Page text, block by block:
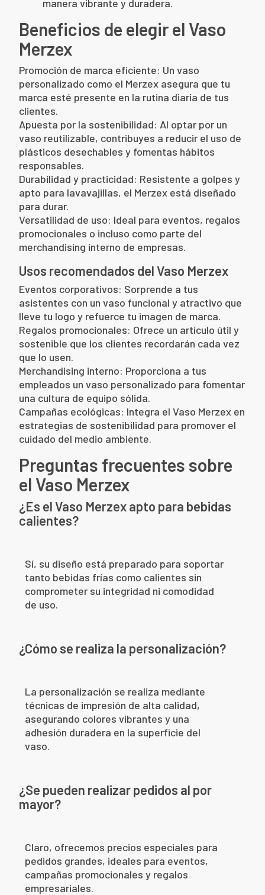
manera vibrante y duradera.
Beneficios de elegir el Vaso
Merzex
Promoción de marca eficiente: Un vaso
personalizado como el Merzex asegura que tu
marca esté presente en la rutina diaria de tus
clientes.
Apuesta por la sostenibilidad: Al optar por un
vaso reutilizable, contribuyes a reducir el uso de
plásticos desechables y fomentas hábitos
responsables.
Durabilidad y practicidad: Resistente a golpes y
apto para lavavajillas, el Merzex está diseñado
para durar.
Versatilidad de uso: Ideal para eventos, regalos
promocionales o incluso como parte del
merchandising interno de empresas.
Usos recomendados del Vaso Merzex
Eventos corporativos: Sorprende a tus
asistentes con un vaso funcional y atractivo que
lleve tu logo y refuerce tu imagen de marca.
Regalos promocionales: Ofrece un artículo útil y
sostenible que los clientes recordarán cada vez
que lo usen.
Merchandising interno: Proporciona a tus
empleados un vaso personalizado para fomentar
una cultura de equipo sólida.
Campañas ecológicas: Integra el Vaso Merzex en
estrategias de sostenibilidad para promover el
cuidado del medio ambiente.
Preguntas frecuentes sobre
el Vaso Merzex
¿Es el Vaso Merzex apto para bebidas
calientes?
Sí, su diseño está preparado para soportar
tanto bebidas frías como calientes sin
comprometer su integridad ni comodidad
de uso.
¿Cómo se realiza la personalización?
La personalización se realiza mediante
técnicas de impresión de alta calidad,
asegurando colores vibrantes y una
adhesión duradera en la superficie del
vaso.
¿Se pueden realizar pedidos al por
mayor?
Claro, ofrecemos precios especiales para
pedidos grandes, ideales para eventos,
campañas promocionales y regalos
empresariales.